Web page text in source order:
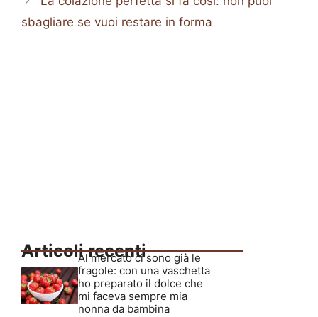
sbagliare se vuoi restare in forma
Articoli recenti
Al mercato ci sono già le
fragole: con una vaschetta
ho preparato il dolce che
mi faceva sempre mia
nonna da bambina